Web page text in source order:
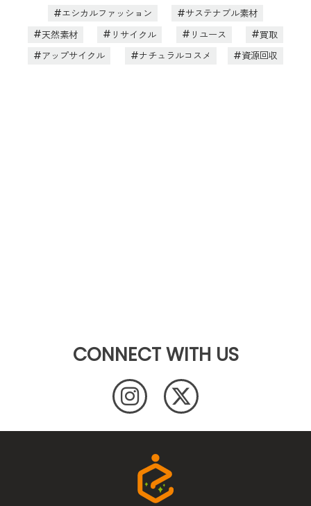
エシカルファッション
サステナブル素材
天然素材
リサイクル リユース
買取
アップサイクル
ナチュラルコスメ 資源回収
CONNECT WITH US